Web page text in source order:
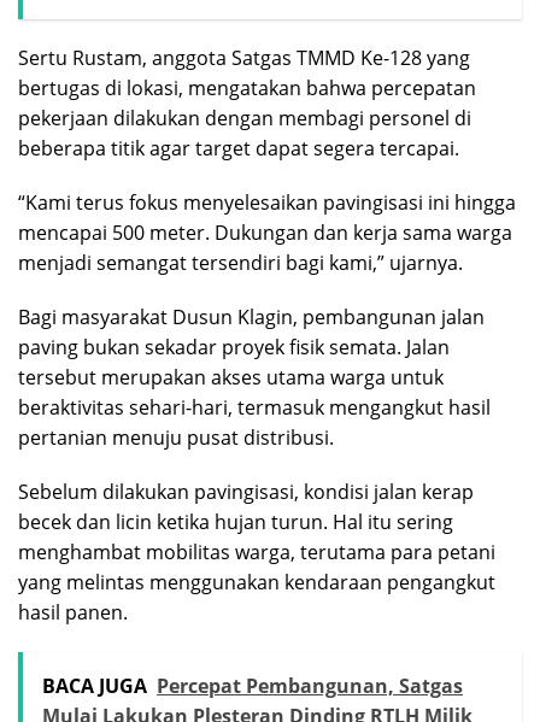
Sertu Rustam, anggota Satgas TMMD Ke-128 yang
bertugas di lokasi, mengatakan bahwa percepatan
pekerjaan dilakukan dengan membagi personel di
beberapa titik agar target dapat segera tercapai.
“Kami terus fokus menyelesaikan pavingisasi ini hingga
mencapai 500 meter. Dukungan dan kerja sama warga
menjadi semangat tersendiri bagi kami,” ujarnya.
Bagi masyarakat Dusun Klagin, pembangunan jalan
paving bukan sekadar proyek fisik semata. Jalan
tersebut merupakan akses utama warga untuk
beraktivitas sehari-hari, termasuk mengangkut hasil
pertanian menuju pusat distribusi.
Sebelum dilakukan pavingisasi, kondisi jalan kerap
becek dan licin ketika hujan turun. Hal itu sering
menghambat mobilitas warga, terutama para petani
yang melintas menggunakan kendaraan pengangkut
hasil panen.
BACA JUGA Percepat Pembangunan, Satgas
Mulai Lakukan Plesteran Dinding RTLH Milik